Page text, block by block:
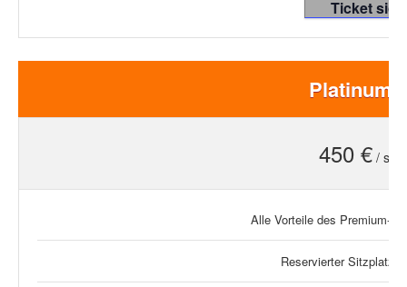
Ticket
Platinum
450 € /
Alle Vorteile des Premium-
Reservierter Sitzplatz